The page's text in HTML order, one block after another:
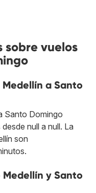
sobre vuelos
a Santo
Santo Domingo
null a null. La
son
y Santo